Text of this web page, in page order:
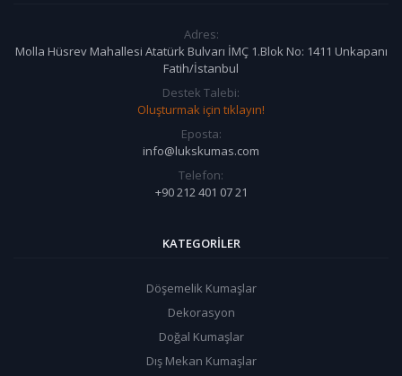
Adres:
Molla Hüsrev Mahallesi Atatürk Bulvarı İMÇ 1.Blok No: 1411 Unkapanı
Fatih/İstanbul
Destek Talebi:
Oluşturmak için tıklayın!
Eposta:
info@lukskumas.com
Telefon:
+90 212 401 07 21
KATEGORILER
Döşemelik Kumaşlar
Dekorasyon
Doğal Kumaşlar
Dış Mekan Kumaşlar